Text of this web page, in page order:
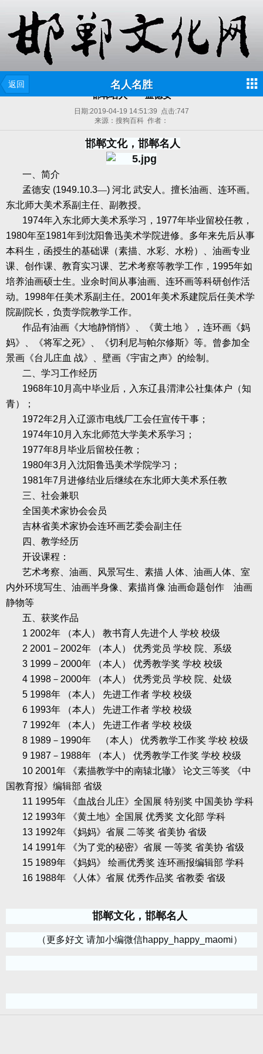
返回 名人名胜
邯郸名人——孟德安
日期:2019-04-19 14:51:39 点击:747
来源：搜狗百科 作者：
邯郸文化，邯郸名人
一、简介
孟德安 (1949.10.3—) 河北 武安人。擅长油画、连环画。
东北师大美术系副主任、副教授。
1974年入东北师大美术系学习， 1977年毕业留校任教，
1980年至1981年到沈阳鲁迅美术学院进修。多年来先后从事
本科生，函授生的基础课（素描、水彩、水粉）、油画专业
课、创作课、教育实习课、艺术考察等教学工作， 1995年如
培养油画硕士生。业余时间从事油画、连环画等科研创作活
动。 1998年任美术系副主任。 2001年美术系建院后任美术学
院副院长，负责学院教学工作。
作品有油画《大地静悄悄》、《黄土地 》，连环画《妈
妈》、《将军之死》、《切利尼与帕尔修斯》等。曾参加全
景画《台儿庄血 战》、壁画《宇宙之声》的绘制。
二、学习工作经历
1968年10月高中毕业后，入东辽县渭津公社集体户（知
青）；
1972年2 月入辽源市电线厂工会任宣传干事；
1974年10月入东北师范大学美术系学习；
1977年8月毕业后留校任教；
1980年3月入沈阳鲁迅美术学院学习；
1981年7 月进修结业后继续在东北师大美术系任教
三、社会兼职
全国美术家协会会员
吉林省美术家协会连环画艺委会副主任
四、教学经历
开设课程：
艺术考察、油画、风景写生、素描 人体、油画人体、室
内外环境写生、油画半身像、素描肖像 油画命题创作 油画
静物等
五、获奖作品
1 2002年 （本人） 教书育人先进个人 学校 校级
2 2001 － 2002年 （本人） 优秀党员 学校 院、系级
3 1999 － 2000年 （本人） 优秀教学奖 学校 校级
4 1998 － 2000年 （本人） 优秀党员 学校 院、处级
5 1998年 （本人） 先进工作者 学校 校级
6 1993年 （本人） 先进工作者 学校 校级
7 1992年 （本人） 先进工作者 学校 校级
8 1989 － 1990年 （本人） 优秀教学工作奖 学校 校级
9 1987 － 1988年 （本人） 优秀教学工作奖 学校 校级
10 2001年 《素描教学中的南辕北辙》 论文三等奖
《中
国教育报》编辑部 省级
11 1995年 《血战台儿庄》全国展 特别奖 中国美协 学科
12 1993年 《黄土地》全国展 优秀奖 文化部 学科
13 1992年 《妈妈》省展 二等奖 省美协 省级
14 1991年 《为了党的秘密》省展 一等奖 省美协 省级
15 1989年 《妈妈》 绘画优秀奖 连环画报编辑部 学科
16 1988年 《人体》省展 优秀作品奖 省教委 省级
邯郸文化，邯郸名人
（更多好文 请加小编微信happy_happy_maomi）